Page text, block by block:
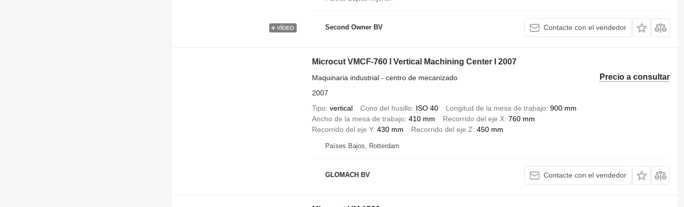
VÍDEO Second Owner BV Contacte con el vendedor
Microcut VMCF-760 I Vertical Machining Center I 2007
Precio a consultar
Maquinaria industrial - centro de mecanizado
2007
Tipo vertical Cono del husillo ISO 40 Longitud de la mesa de trabajo 900 mm
Ancho de la mesa de trabajo 410 mm Recorrido del eje X 760 mm
Recorrido del eje Y 430 mm Recorrido del eje Z 450 mm
Países Bajos, Rotterdam
GLOMACH BV Contacte con el vendedor